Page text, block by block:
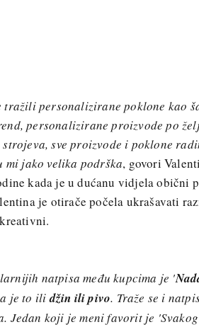
tražili personalizirane poklone kao
personalizirane proizvode po
sve proizvode i poklone
jako velika podrška, govori
kada je u dućanu vidjela
je otirače počela ukrašavati
natpisa među kupcima je '
je to ilidžin ili pivo. Traže se i
Jedan koji je meni favorit je